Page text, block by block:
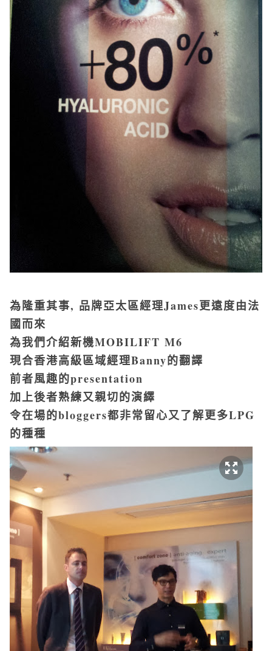
為隆重其事, 品牌亞太區經理James更遠度由法
國而來
為我們介紹新機MOBILIFT M6
現合香港高級區域經理Banny的翻譯
前者風趣的presentation
加上後者熟練又親切的演繹
令在場的bloggers都非常留心又了解更多LPG
的種種